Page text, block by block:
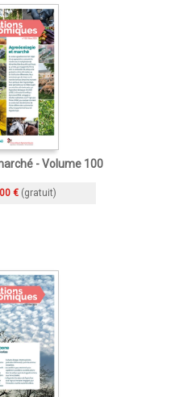
- Volume 100
€ (gratuit)